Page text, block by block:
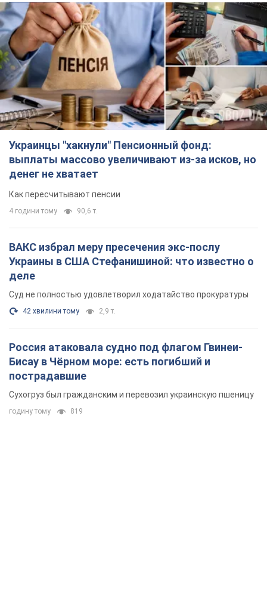
Украинцы "хакнули" Пенсионный фонд:
выплаты массово увеличивают из-за исков, но
денег не хватает
Как пересчитывают пенсии
4 години тому 90,6 т.
ВАКС избрал меру пресечения экс-послу
Украины в США Стефанишиной: что известно о
деле
Суд не полностью удовлетворил ходатайство прокуратуры
42 хвилини тому 2,9 т.
Россия атаковала судно под флагом Гвинеи-
Бисау в Чёрном море: есть погибший и
пострадавшие
Сухогруз был гражданским и перевозил украинскую пшеницу
годину тому 819